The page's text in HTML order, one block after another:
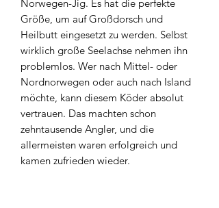
Norwegen-Jig. Es hat die perfekte
Größe, um auf Großdorsch und
Heilbutt eingesetzt zu werden. Selbst
wirklich große Seelachse nehmen ihn
problemlos. Wer nach Mittel- oder
Nordnorwegen oder auch nach Island
möchte, kann diesem Köder absolut
vertrauen. Das machten schon
zehntausende Angler, und die
allermeisten waren erfolgreich und
kamen zufrieden wieder.